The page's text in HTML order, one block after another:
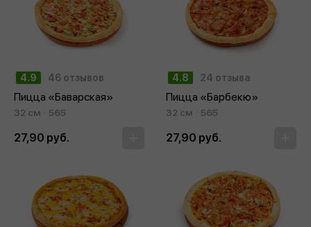
4.9 46 отзывов
Пицца «Баварская»
32 см 565
27,90 руб.
4.8 24 отзыва
Пицца «Барбекю»
32 см 565
27,90 руб.